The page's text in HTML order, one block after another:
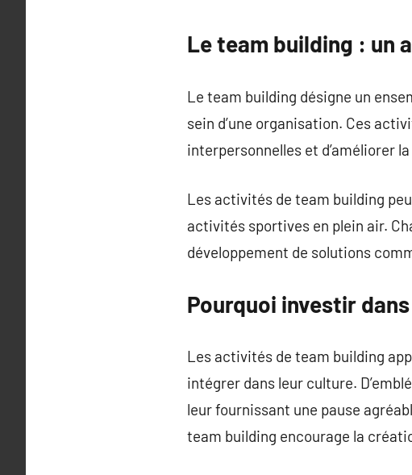
Le team building : un
Le team building désigne un
sein d’une organisation. Ces
interpersonnelles et d’améliorer
Les activités de team building
activités sportives en plein air.
développement de solutions
Pourquoi investir
Les activités de team building
intégrer dans leur culture.
leur fournissant une pause
team building encourage la